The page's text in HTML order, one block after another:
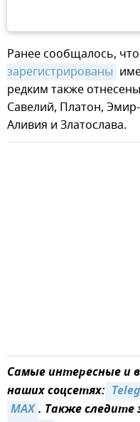
Ранее сообщалось,
зарегистрированы
редким также
Савелий, Платон,
Аливия и Златослава.
Самые интересные и
наших соцсетях:
MAX. Также следите